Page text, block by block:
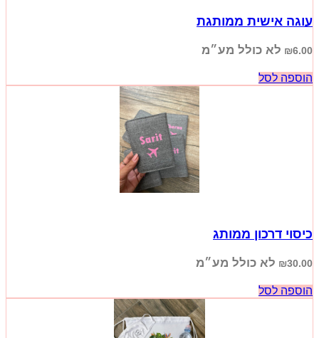
עוגה אישית ממותגת
₪6.00 לא כולל מע״מ
הוספה לסל
כיסוי דרכון ממותג
₪30.00 לא כולל מע״מ
הוספה לסל